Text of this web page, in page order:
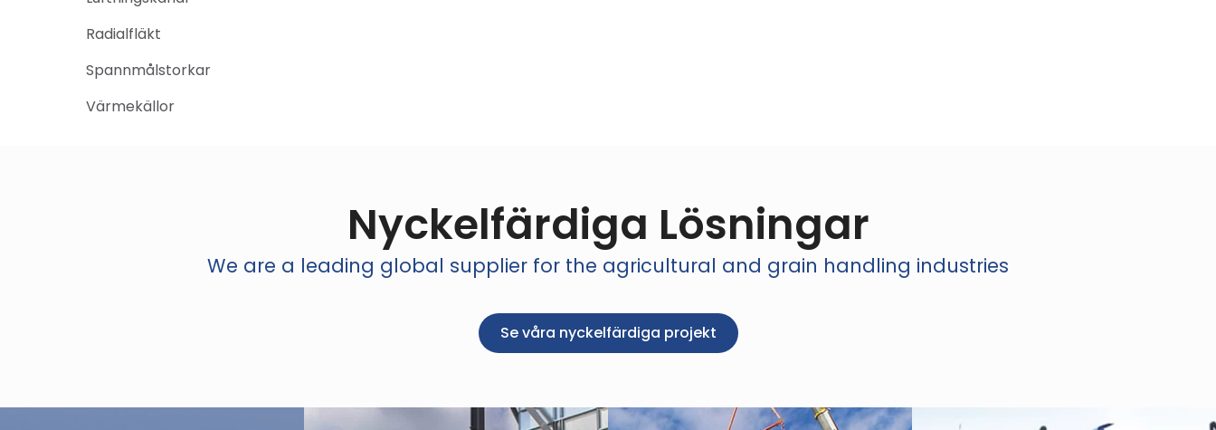
Radialfläkt
Spannmålstorkar
Värmekällor
Nyckelfärdiga Lösningar
We are a leading global supplier for the agricultural and grain handling industries
Se våra nyckelfärdiga projekt